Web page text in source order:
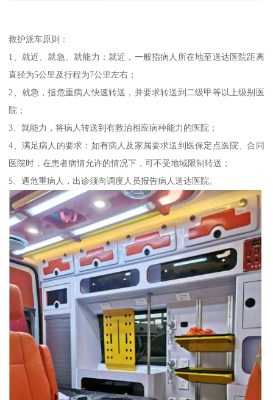
救护派车原则：
1、就近、就急、就能力：就近，一般指病人所在地至送达医院距离
直径为5公里及行程为7公里左右；
2、就急，指危重病人快速转送，并要求转送到二级甲等以上级别医
院；
3、就能力，将病人转送到有救治相应病种能力的医院；
4、满足病人的要求：如有病人及家属要求送到医保定点医院、合同
医院时，在患者病情允许的情况下，可不受地域限制转送；
5、遇危重病人，出诊须向调度人员报告病人送达医院。